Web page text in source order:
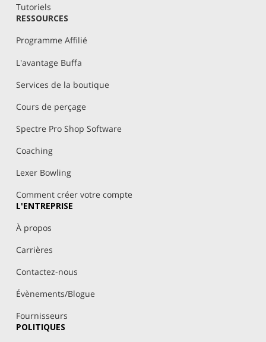
Tutoriels
RESSOURCES
Programme Affilié
L'avantage Buffa
Services de la boutique
Cours de perçage
Spectre Pro Shop Software
Coaching
Lexer Bowling
Comment créer votre compte
L'ENTREPRISE
À propos
Carrières
Contactez-nous
Évènements/Blogue
Fournisseurs
POLITIQUES